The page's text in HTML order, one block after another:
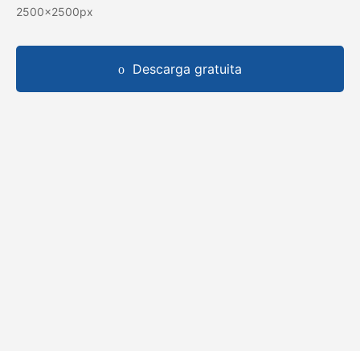
2500x2500px
Descarga gratuita